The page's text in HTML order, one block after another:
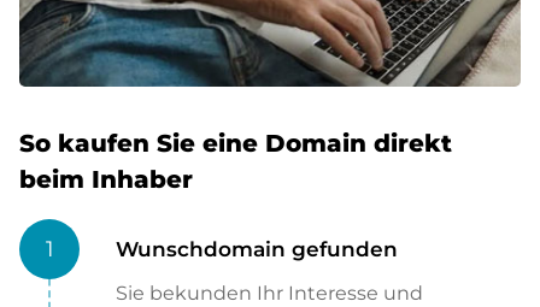
So kaufen Sie eine Domain direkt
beim Inhaber
1 Wunschdomain gefunden
Sie bekunden Ihr Interesse und